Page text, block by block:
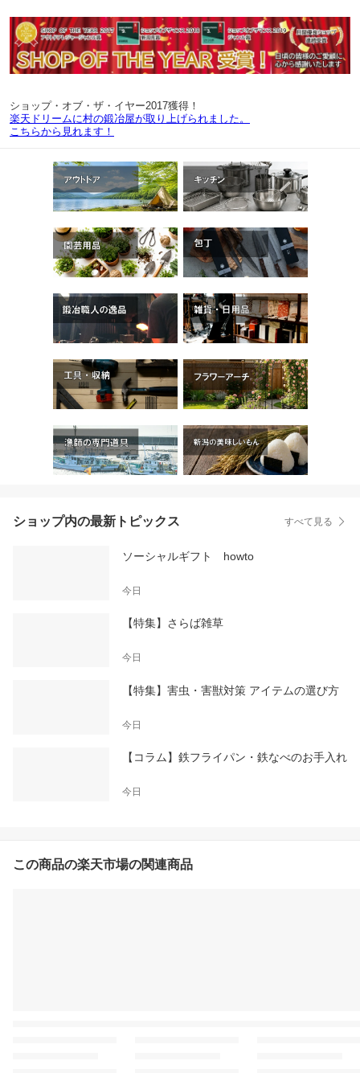
ショップ・オブ・ザ・イヤー2017獲得！
楽天ドリームに村の鍛冶屋が取り上げられました。
こちらから見れます！
ショップ内の最新トピックス すべて見る
ソーシャルギフト howto
今日
【特集】さらば雑草
今日
【特集】害虫・害獣対策 アイテムの選び方
今日
【コラム】鉄フライパン・鉄なべのお手入れ
今日
この商品の楽天市場の関連商品